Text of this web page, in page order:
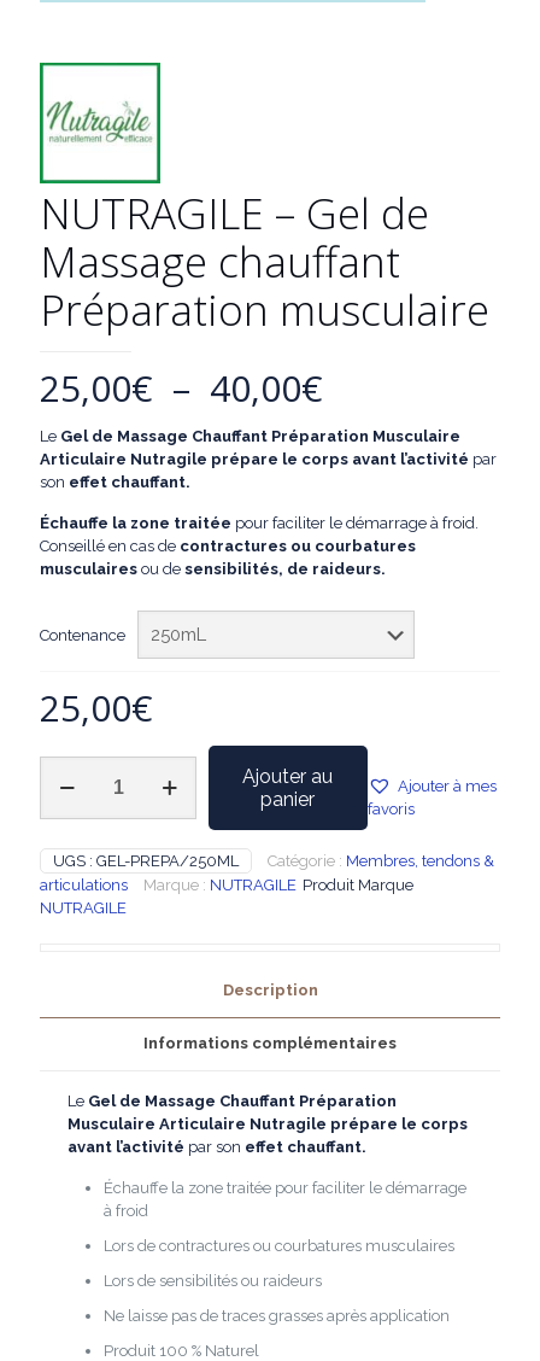
NUTRAGILE – Gel de
Massage chauffant
Préparation musculaire
25,00€ – 40,00€
de
prix :
à
40,00€
Le Gel de Massage Chauffant Préparation Musculaire
Articulaire Nutragile prépare le corps avant l’activité par
son effet chauffant.
Échauffe la zone traitée pour faciliter le démarrage à froid.
Conseillé en cas de contractures ou courbatures
musculaires ou de sensibilités, de raideurs.
Contenance
25,00€
Gel
de
Massage
Ajouter au
panier
Ajouter à mes
favoris
UGS : GEL-PREPA/250ML Catégorie : Membres, tendons &
articulations
Marque : NUTRAGILE Produit Marque
NUTRAGILE
Description
Informations complémentaires
Le Gel de Massage Chauffant Préparation
Musculaire Articulaire Nutragile prépare le corps
avant l’activité par son effet chauffant.
Échauffe la zone traitée pour faciliter le démarrage
à froid
Lors de contractures ou courbatures musculaires
Lors de sensibilités ou raideurs
Ne laisse pas de traces grasses après application
Produit 100 % Naturel